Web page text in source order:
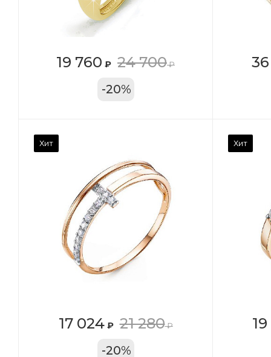
19 760 ₽ 24 700₽
-20%
Цвет золота
КРАС
ТРЦ «Московский
Проспект»
Хит
17 024₽ 21 280₽
-20%
Хит
Вес драгметалла
1.27
Марка (бренд)
Дельта
Цвет золота
ТРЦ «Московский
Проспект»